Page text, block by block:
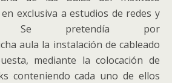
exclusiva a estudios de redes y
Se pretendía por
aula la instalación de cableado
mediante la colocación de
conteniendo cada uno de ellos